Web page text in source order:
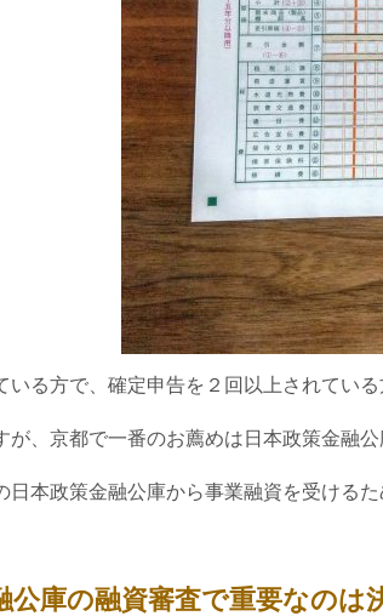
いる方で、確定申告を２回以上されてい
が、京都で一番のお薦めは日本政策金融公
日本政策金融公庫から事業融資を受ける
公庫の融資審査で重要なのは